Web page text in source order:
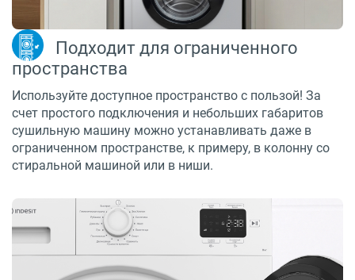
Подходит для ограниченного
пространства
Используйте доступное пространство с пользой! За
счет простого подключения и небольших габаритов
сушильную машину можно устанавливать даже в
ограниченном пространстве, к примеру, в колонну со
стиральной машиной или в ниши.